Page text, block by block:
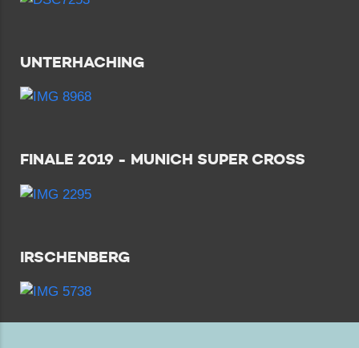
UNTERHACHING
FINALE 2019 - MUNICH SUPER CROSS
IRSCHENBERG